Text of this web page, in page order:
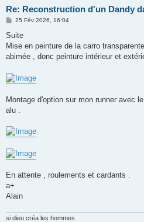
Re: Reconstruction d'un Dandy
M
s
a
g
25 Fév 2026, 16:04
Suite
Mise en peinture de la carro
abimée , donc peinture intérieur et
Montage d'option sur mon runner avec
alu .
En attente , roulements et cardants .
a+
Alain
si dieu créa les hommes